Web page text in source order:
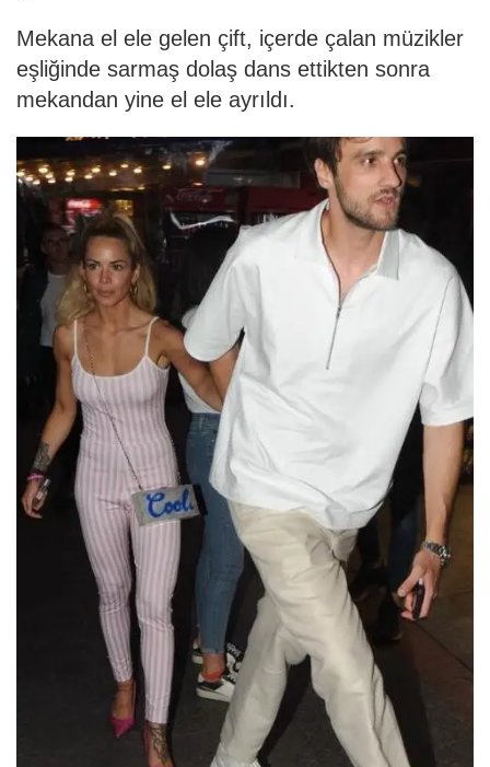
Mekana el ele gelen çift, içerde çalan müzikler
eşliğinde sarmaş dolaş dans ettikten sonra
mekandan yine el ele ayrıldı.